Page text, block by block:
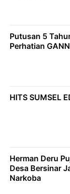
Putusan 5
Perhatian
HITS SUMSEL
Herman Deru
Desa Bersinar
Narkoba